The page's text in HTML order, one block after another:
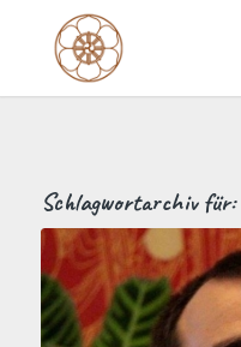
Schlagwortarchiv für: